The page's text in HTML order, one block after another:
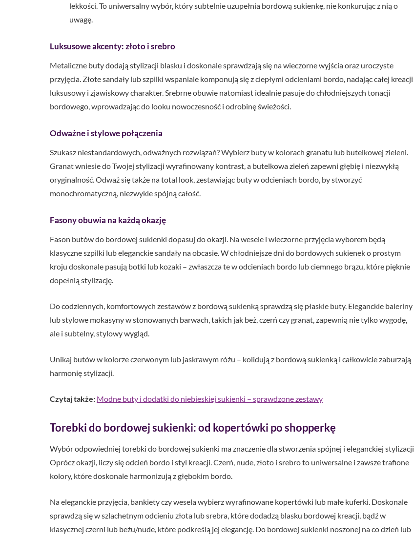
lekkości. To uniwersalny wybór, który subtelnie uzupełnia bordową sukienkę, nie konkurując z nią o
uwagę.
Luksusowe akcenty: złoto i srebro
Metaliczne buty dodają stylizacji blasku i doskonale sprawdzają się na wieczorne wyjścia oraz uroczyste
przyjęcia. Złote sandały lub szpilki wspaniale komponują się z ciepłymi odcieniami bordo, nadając całej kreacji
luksusowy i zjawiskowy charakter. Srebrne obuwie natomiast idealnie pasuje do chłodniejszych tonacji
bordowego, wprowadzając do looku nowoczesność i odrobinę świeżości.
Odważne i stylowe połączenia
Szukasz niestandardowych, odważnych rozwiązań? Wybierz buty w kolorach granatu lub butelkowej zieleni.
Granat wniesie do Twojej stylizacji wyrafinowany kontrast, a butelkowa zieleń zapewni głębię i niezwykłą
oryginalność. Odważ się także na total look, zestawiając buty w odcieniach bordo, by stworzyć
monochromatyczną, niezwykle spójną całość.
Fasony obuwia na każdą okazję
Fason butów do bordowej sukienki dopasuj do okazji. Na wesele i wieczorne przyjęcia wyborem będą
klasyczne szpilki lub eleganckie sandały na obcasie. W chłodniejsze dni do bordowych sukienek o prostym
kroju doskonale pasują botki lub kozaki – zwłaszcza te w odcieniach bordo lub ciemnego brązu, które pięknie
dopełnią stylizację.
Do codziennych, komfortowych zestawów z bordową sukienką sprawdzą się płaskie buty. Eleganckie baleriny
lub stylowe mokasyny w stonowanych barwach, takich jak beż, czerń czy granat, zapewnią nie tylko wygodę,
ale i subtelny, stylowy wygląd.
Unikaj butów w kolorze czerwonym lub jaskrawym różu – kolidują z bordową sukienką i całkowicie zaburzają
harmonię stylizacji.
Czytaj także: Modne buty i dodatki do niebieskiej sukienki – sprawdzone zestawy
Torebki do bordowej sukienki: od kopertówki po shopperkę
Wybór odpowiedniej torebki do bordowej sukienki ma znaczenie dla stworzenia spójnej i eleganckiej stylizacji.
Oprócz okazji, liczy się odcień bordo i styl kreacji. Czerń, nude, złoto i srebro to uniwersalne i zawsze trafione
kolory, które doskonale harmonizują z głębokim bordo.
Na eleganckie przyjęcia, bankiety czy wesela wybierz wyrafinowane kopertówki lub małe kuferki. Doskonale
sprawdzą się w szlachetnym odcieniu złota lub srebra, które dodadzą blasku bordowej kreacji, bądź w
klasycznej czerni lub beżu/nude, które podkreślą jej elegancję. Do bordowej sukienki noszonej na co dzień lub